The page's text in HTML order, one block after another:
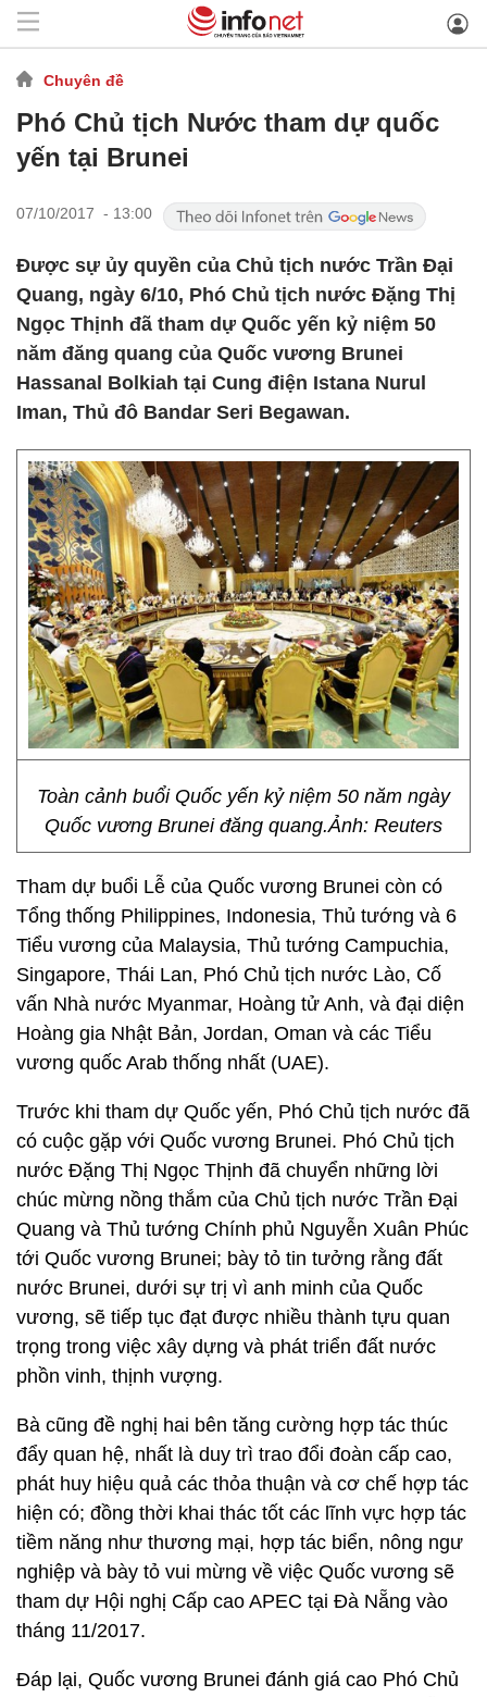
Chuyên đề
Phó Chủ tịch Nước tham dự quốc
yến tại Brunei
07/10/2017 - 13:00
Được sự ủy quyền của Chủ tịch nước Trần Đại
Quang, ngày 6/10, Phó Chủ tịch nước Đặng Thị
Ngọc Thịnh đã tham dự Quốc yến kỷ niệm 50
năm đăng quang của Quốc vương Brunei
Hassanal Bolkiah tại Cung điện Istana Nurul
Iman, Thủ đô Bandar Seri Begawan.
Toàn cảnh buổi Quốc yến kỷ niệm 50 năm ngày
Quốc vương Brunei đăng quang.Ảnh: Reuters
Tham dự buổi Lễ của Quốc vương Brunei còn có
Tổng thống Philippines, Indonesia, Thủ tướng và 6
Tiểu vương của Malaysia, Thủ tướng Campuchia,
Singapore, Thái Lan, Phó Chủ tịch nước Lào, Cố
vấn Nhà nước Myanmar, Hoàng tử Anh, và đại diện
Hoàng gia Nhật Bản, Jordan, Oman và các Tiểu
vương quốc Arab thống nhất (UAE).
Trước khi tham dự Quốc yến, Phó Chủ tịch nước đã
có cuộc gặp với Quốc vương Brunei. Phó Chủ tịch
nước Đặng Thị Ngọc Thịnh đã chuyển những lời
chúc mừng nồng thắm của Chủ tịch nước Trần Đại
Quang và Thủ tướng Chính phủ Nguyễn Xuân Phúc
tới Quốc vương Brunei; bày tỏ tin tưởng rằng đất
nước Brunei, dưới sự trị vì anh minh của Quốc
vương, sẽ tiếp tục đạt được nhiều thành tựu quan
trọng trong việc xây dựng và phát triển đất nước
phồn vinh, thịnh vượng.
Bà cũng đề nghị hai bên tăng cường hợp tác thúc
đẩy quan hệ, nhất là duy trì trao đổi đoàn cấp cao,
phát huy hiệu quả các thỏa thuận và cơ chế hợp tác
hiện có; đồng thời khai thác tốt các lĩnh vực hợp tác
tiềm năng như thương mại, hợp tác biển, nông ngư
nghiệp và bày tỏ vui mừng về việc Quốc vương sẽ
tham dự Hội nghị Cấp cao APEC tại Đà Nẵng vào
tháng 11/2017.
Đáp lại, Quốc vương Brunei đánh giá cao Phó Chủ